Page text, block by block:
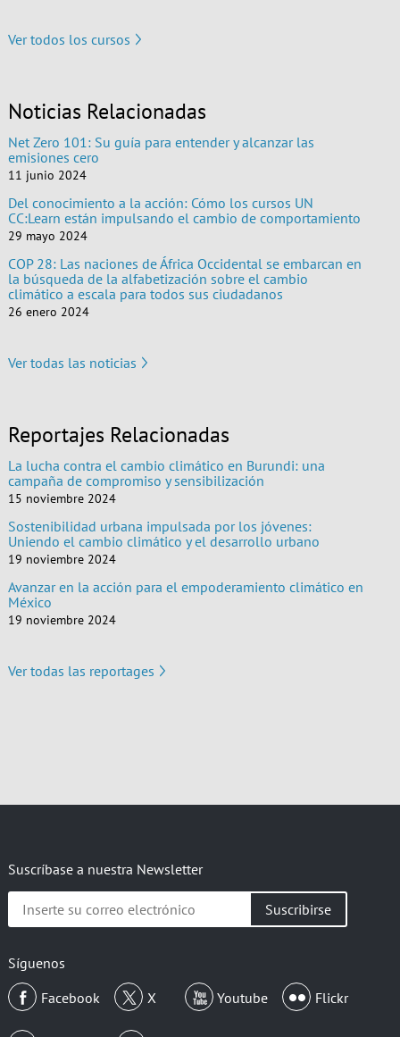
Ver todos los cursos
Noticias Relacionadas
Net Zero 101: Su guía para entender y alcanzar las
emisiones cero
11 junio 2024
Del conocimiento a la acción: Cómo los cursos UN
CC:Learn están impulsando el cambio de comportamiento
29 mayo 2024
COP 28: Las naciones de África Occidental se embarcan en
la búsqueda de la alfabetización sobre el cambio
climático a escala para todos sus ciudadanos
26 enero 2024
Ver todas las noticias
Reportajes Relacionadas
La lucha contra el cambio climático en Burundi: una
campaña de compromiso y sensibilización
15 noviembre 2024
Sostenibilidad urbana impulsada por los jóvenes:
Uniendo el cambio climático y el desarrollo urbano
19 noviembre 2024
Avanzar en la acción para el empoderamiento climático en
México
19 noviembre 2024
Ver todas las reportages
Suscríbase a nuestra Newsletter
electrónico
Síguenos
Facebook
X Youtube Flickr